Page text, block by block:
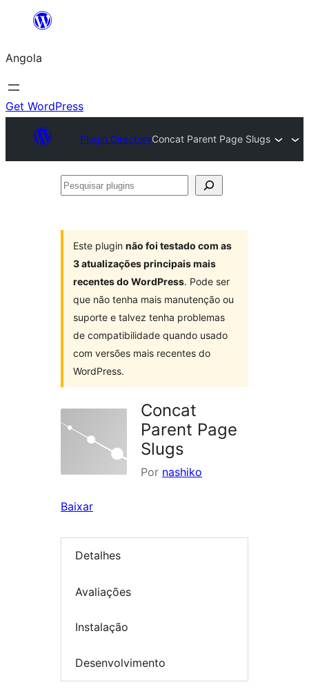
Saltar
o
conteúdo
Angola
Get WordPress
Plugin DirectoryConcat Parent Page Slugs
Pesquisar
Este plugin não foi testado com as
3 atualizações principais mais
recentes do WordPress. Pode ser
que não tenha mais manutenção ou
suporte e talvez tenha problemas
de compatibilidade quando usado
com versões mais recentes do
WordPress.
Concat
Parent Page
Slugs
Por nashiko
Baixar
Detalhes
Avaliações
Instalação
Desenvolvimento